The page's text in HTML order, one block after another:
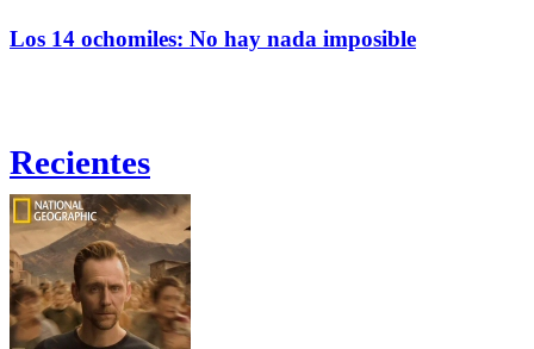
Los 14 ochomiles: No hay nada imposible
Recientes